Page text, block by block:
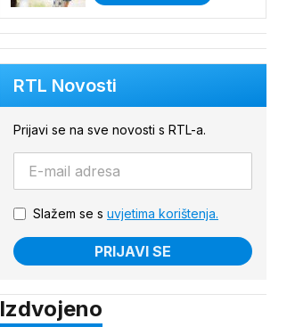
RTL Novosti
Prijavi se na sve novosti s RTL-a.
Slažem se s uvjetima korištenja.
PRIJAVI SE
Izdvojeno